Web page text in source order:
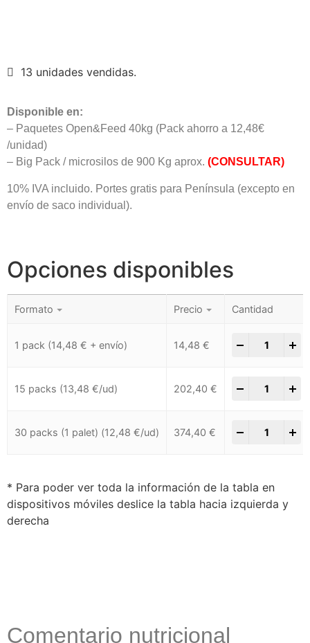
13 unidades vendidas.
Disponible en:
– Paquetes Open&Feed 40kg (Pack ahorro a 12,48€
/unidad)
– Big Pack / microsilos de 900 Kg aprox. (CONSULTAR)
10% IVA incluido. Portes gratis para Península (excepto en
envío de saco individual).
Opciones disponibles
Formato Precio Cantidad
1 pack (14,48 € + envío) 14,48 €
-
15 packs (13,48 €/ud) 202,40 €
-
30 packs (1 palet) (12,48 €/ud) 374,40 €
-
* Para poder ver toda la información de la tabla en
dispositivos móviles deslice la tabla hacia izquierda y
derecha
Comentario nutricional